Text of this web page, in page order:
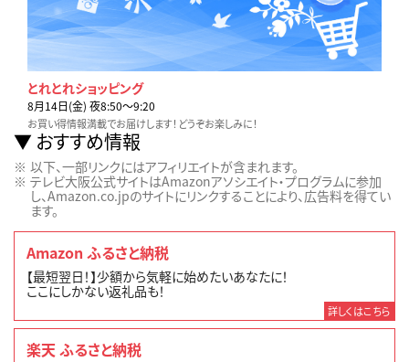
とれとれショッピング
8月14日(金) 夜8:50〜9:20
お買い得情報満載でお届けします！どうぞお楽しみに！
おすすめ情報
以下、一部リンクにはアフィリエイトが含まれます。
テレビ大阪公式サイトはAmazonアソシエイト・プログラムに参加
し、Amazon.co.jpのサイトにリンクすることにより、広告料を得てい
ます。
Amazon ふるさと納税
【最短翌日！】少額から気軽に始めたいあなたに！
ここにしかない返礼品も！
詳しくはこちら
楽天 ふるさと納税